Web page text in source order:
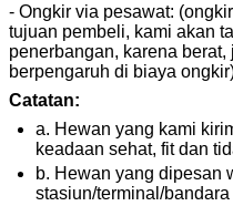
- Ongkir via pesawat:
tujuan pembeli, kami akan
penerbangan, karena
berpengaruh di biaya
Catatan:
a. Hewan yang kami
keadaan sehat, fit dan
b. Hewan yang dipesan
stasiun/terminal/